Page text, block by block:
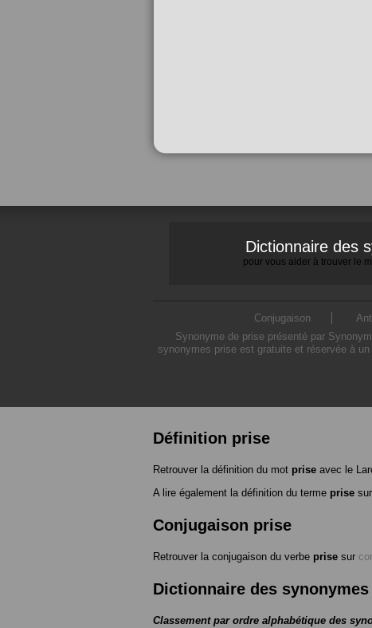
Dictionnaire des
pour vous aider à trouver le
Conjugaison
Synonyme de prise présenté par
synonymes prise est gratuite et réservée à
Définition prise
Retrouver la définition du mot prise avec le
A lire également la définition du terme prise
Conjugaison prise
Retrouver la conjugaison du verbe prise sur
Dictionnaire des synonymes
Classement par ordre alphabétique des